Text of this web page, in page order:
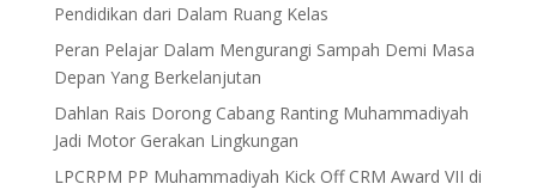
Pendidikan dari Dalam Ruang Kelas
Peran Pelajar Dalam Mengurangi Sampah Demi Masa
Depan Yang Berkelanjutan
Dahlan Rais Dorong Cabang Ranting Muhammadiyah
Jadi Motor Gerakan Lingkungan
LPCRPM PP Muhammadiyah Kick Off CRM Award VII di